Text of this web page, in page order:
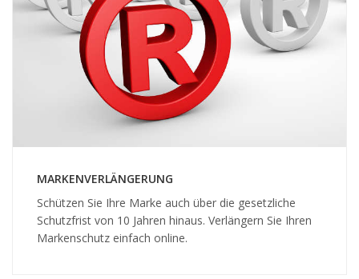
MARKENVERLÄNGERUNG
Schützen Sie Ihre Marke auch über die gesetzliche
Schutzfrist von 10 Jahren hinaus. Verlängern Sie Ihren
Markenschutz einfach online.